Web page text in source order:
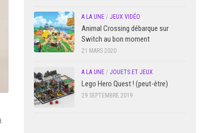
A LA UNE / JEUX VIDÉO
Animal Crossing débarque sur
Switch au bon moment
21 MARS 2020
A LA UNE / JOUETS ET JEUX
Lego Hero Quest ! (peut-être)
29 SEPTEMBRE 2019